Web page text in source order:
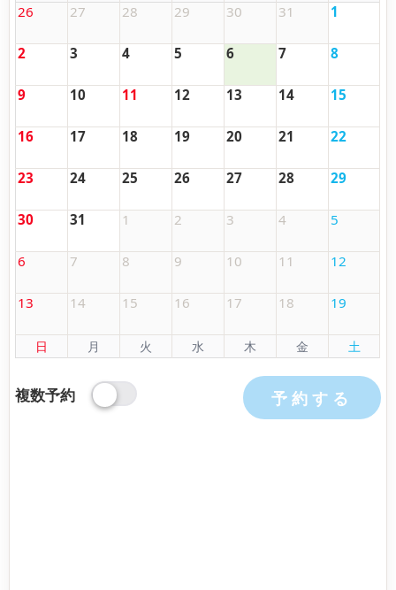
26 27 28 29 30 31 1
2 3 4 5 6 7 8
9 10 11 12 13 14 15
16 17 18 19 20 21 22
23 24 25 26 27 28 29
30 31 1 2 3 4 5
6 7 8 9 10 11 12
13 14 15 16 17 18 19
日 月 火 水 木 金 土
複数予約 予約する